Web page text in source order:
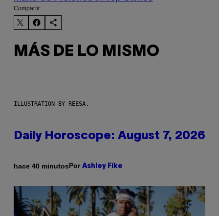
Compartir:
MÁS DE LO MISMO
ILLUSTRATION BY REESA.
Daily Horoscope: August 7, 2026
hace 40 minutosPor Ashley Fike